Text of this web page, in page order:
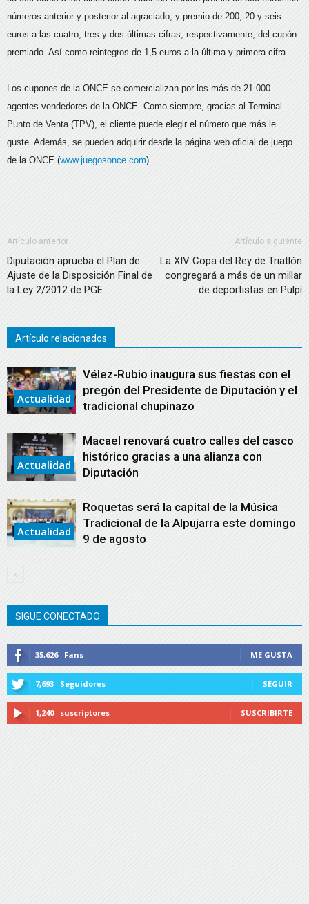
números anterior y posterior al agraciado; y premio de 200, 20 y seis
euros a las cuatro, tres y dos últimas cifras, respectivamente, del cupón
premiado. Así como reintegros de 1,5 euros a la última y primera cifra.
Los cupones de la ONCE se comercializan por los más de 21.000
agentes vendedores de la ONCE. Como siempre, gracias al Terminal
Punto de Venta (TPV), el cliente puede elegir el número que más le
guste. Además, se pueden adquirir desde la página web oficial de juego
de la ONCE (www.juegosonce.com).
Artículo anterior
Diputación aprueba el Plan de
Ajuste de la Disposición Final de
la Ley 2/2012 de PGE
Artículo siguiente
La XIV Copa del Rey de Triatlón
congregará a más de un millar
de deportistas en Pulpí
Artículo relacionados
Actualidad
Vélez-Rubio inaugura sus fiestas con el
pregón del Presidente de Diputación y el
tradicional chupinazo
Actualidad
Macael renovará cuatro calles del casco
histórico gracias a una alianza con
Diputación
Actualidad
Roquetas será la capital de la Música
Tradicional de la Alpujarra este domingo
9 de agosto
SIGUE CONECTADO
35,626 Fans ME GUSTA
7,693 Seguidores SEGUIR
1,240 suscriptores SUSCRIBIRTE